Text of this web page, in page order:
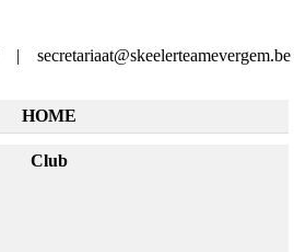
| secretariaat@skeelerteamevergem.be
HOME
Club